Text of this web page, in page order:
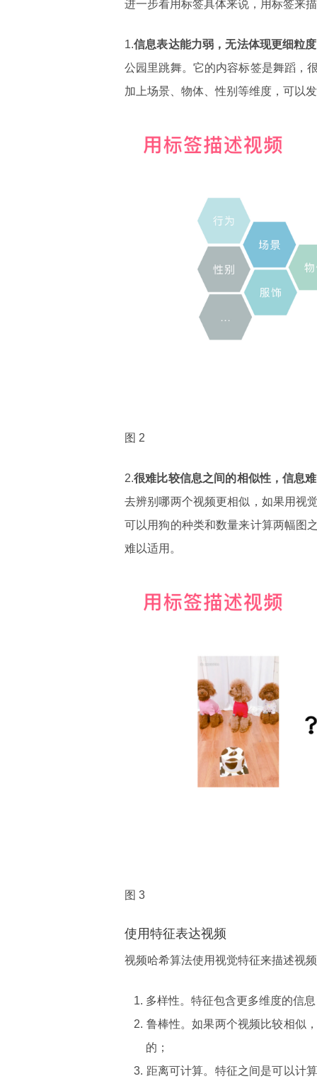
进一步看用标签具体来说，用标签来
1.信息表达能力弱，无法体现更细粒
公园里跳舞。它的内容标签是舞蹈，
加上场景、物体、性别等维度，可以
图 2
2.很难比较信息之间的相似性，信息
去辨别哪两个视频更相似，如果用视
可以用狗的种类和数量来计算两幅图
难以适用。
图 3
使用特征表达视频
视频哈希算法使用视觉特征来描述视
多样性。特征包含更多维度的信
鲁棒性。如果两个视频比较相似
的；
距离可计算。特征之间是可以计